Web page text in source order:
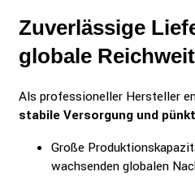
Zuverlässige
globale
Als professioneller Hersteller
stabile Versorgung und
Große
wachsenden globalen